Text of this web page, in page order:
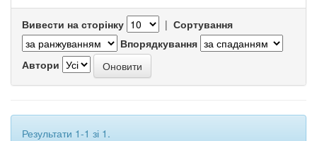
Вивести на сторінку | Сортування
Впорядкування
Автори
Результати 1-1 зі 1.